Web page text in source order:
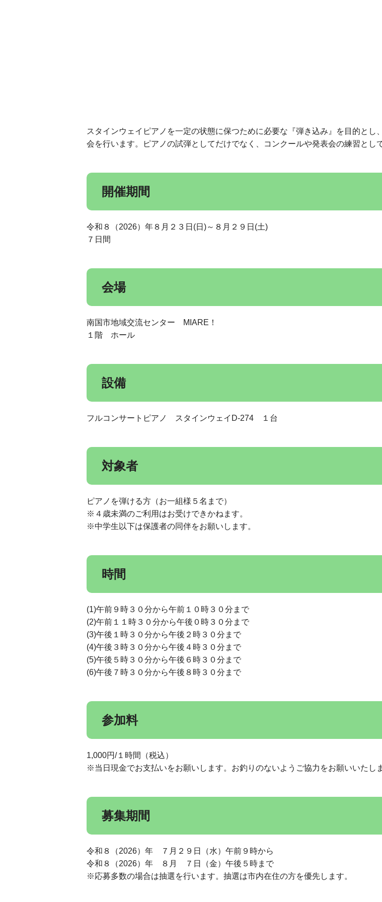
スタインウェイピアノを一定の状態に保つために必要な『弾き込み』を目的と
会を行います。ピアノの試弾としてだけでなく、コンクールや発表会の練習とし
開催期間
令和８（2026）年８月２３日(日)～８月２９日(土)
７日間
会場
南国市地域交流センター MIARE！
１階 ホール
設備
フルコンサートピアノ スタインウェイD-274 １台
対象者
ピアノを弾ける方（お一組様５名まで）
※４歳未満のご利用はお受けできかねます。
※中学生以下は保護者の同伴をお願いします。
時間
(1)午前９時３０分から午前１０時３０分まで
(2)午前１１時３０分から午後０時３０分まで
(3)午後１時３０分から午後２時３０分まで
(4)午後３時３０分から午後４時３０分まで
(5)午後５時３０分から午後６時３０分まで
(6)午後７時３０分から午後８時３０分まで
参加料
1,000円/１時間（税込）
※当日現金でお支払いをお願いします。お釣りのないようご協力をお願いいたしま
募集期間
令和８（2026）年 ７月２９日（水）午前９時から
令和８（2026）年 ８月 ７日（金）午後５時まで
※応募多数の場合は抽選を行います。抽選は市内在住の方を優先します。